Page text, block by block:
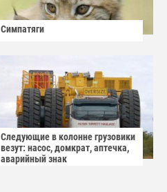
Симпатяги
Следующие в колонне грузовики
везут: насос, домкрат, аптечка,
аварийный знак